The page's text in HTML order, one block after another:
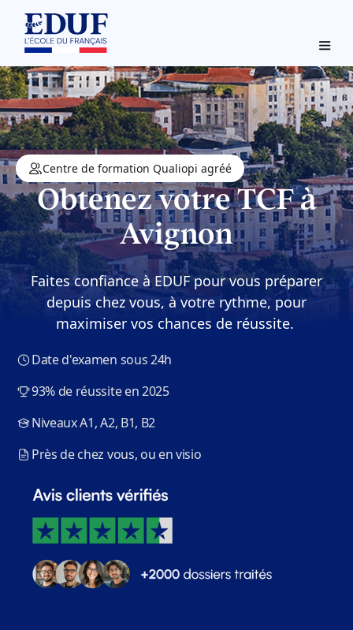
Centre de formation Qualiopi agréé
Obtenez votre TCF à
Avignon
Faites confiance à EDUF pour vous préparer
depuis chez vous, à votre rythme, pour
maximiser vos chances de réussite.
Date d'examen sous 24h
93% de réussite en 2025
Niveaux A1, A2, B1, B2
Près de chez vous, ou en visio